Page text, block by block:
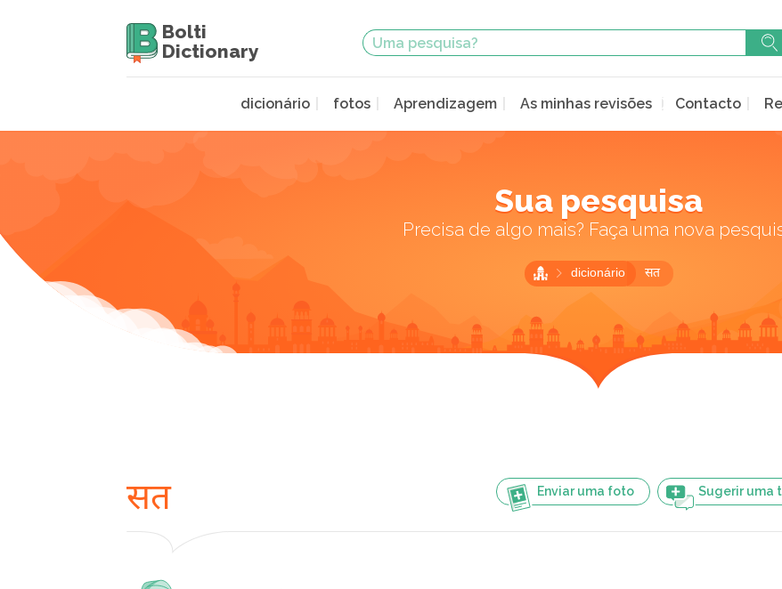
Bolti
Dictionary
dicionário fotos Aprendizagem As minhas revisões Contacto
Sua pesquisa
Precisa de algo mais? Faça uma nova
dicionário सत
Enviar uma foto Sugerir uma
सत